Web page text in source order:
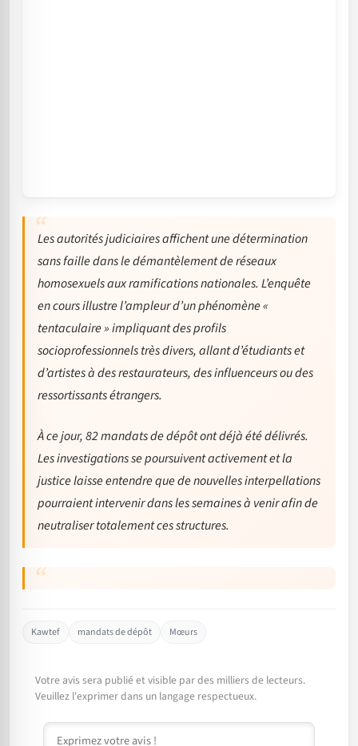
Les autorités judiciaires affichent une détermination
sans faille dans le démantèlement de réseaux
homosexuels aux ramifications nationales. L’enquête
en cours illustre l’ampleur d’un phénomène «
tentaculaire » impliquant des profils
socioprofessionnels très divers, allant d’étudiants et
d’artistes à des restaurateurs, des influenceurs ou des
ressortissants étrangers.
​À ce jour, 82 mandats de dépôt ont déjà été délivrés.
Les investigations se poursuivent activement et la
justice laisse entendre que de nouvelles interpellations
pourraient intervenir dans les semaines à venir afin de
neutraliser totalement ces structures.
Kawtef mandats de dépôt Mœurs
Votre avis sera publié et visible par des milliers de lecteurs.
Veuillez l'exprimer dans un langage respectueux.
Commentaire